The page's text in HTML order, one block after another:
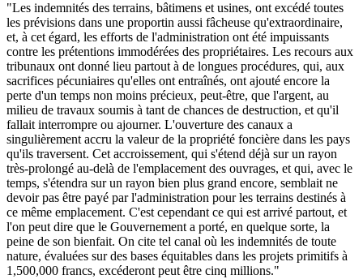
"Les indemnités des terrains, bâtimens et usines, ont excédé toutes
les prévisions dans une proportin aussi fâcheuse qu'extraordinaire,
et, à cet égard, les efforts de l'administration ont été impuissants
contre les prétentions immodérées des propriétaires. Les recours aux
tribunaux ont donné lieu partout à de longues procédures, qui, aux
sacrifices pécuniaires qu'elles ont entraînés, ont ajouté encore la
perte d'un temps non moins précieux, peut-être, que l'argent, au
milieu de travaux soumis à tant de chances de destruction, et qu'il
fallait interrompre ou ajourner. L'ouverture des canaux a
singulièrement accru la valeur de la propriété foncière dans les pays
qu'ils traversent. Cet accroissement, qui s'étend déjà sur un rayon
très-prolongé au-delà de l'emplacement des ouvrages, et qui, avec le
temps, s'étendra sur un rayon bien plus grand encore, semblait ne
devoir pas être payé par l'administration pour les terrains destinés à
ce même emplacement. C'est cependant ce qui est arrivé partout, et
l'on peut dire que le Gouvernement a porté, en quelque sorte, la
peine de son bienfait. On cite tel canal où les indemnités de toute
nature, évaluées sur des bases équitables dans les projets primitifs à
1,500,000 francs, excéderont peut être cinq millions."